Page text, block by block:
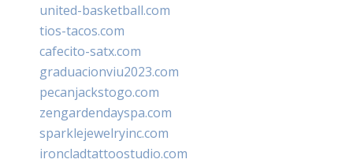
united-basketball.com
tios-tacos.com
cafecito-satx.com
graduacionviu2023.com
pecanjackstogo.com
zengardendayspa.com
sparklejewelryinc.com
ironcladtattoostudio.com